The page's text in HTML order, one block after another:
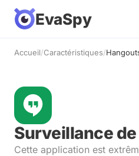
EvaSpy
Accueil/Caractéristiques/
Surveillance
Cette application est